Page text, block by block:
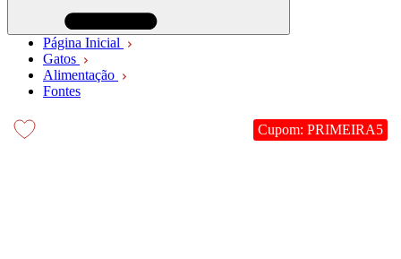
Página Inicial
Gatos
Alimentação
Fontes
Cupom: PRIMEIRA5